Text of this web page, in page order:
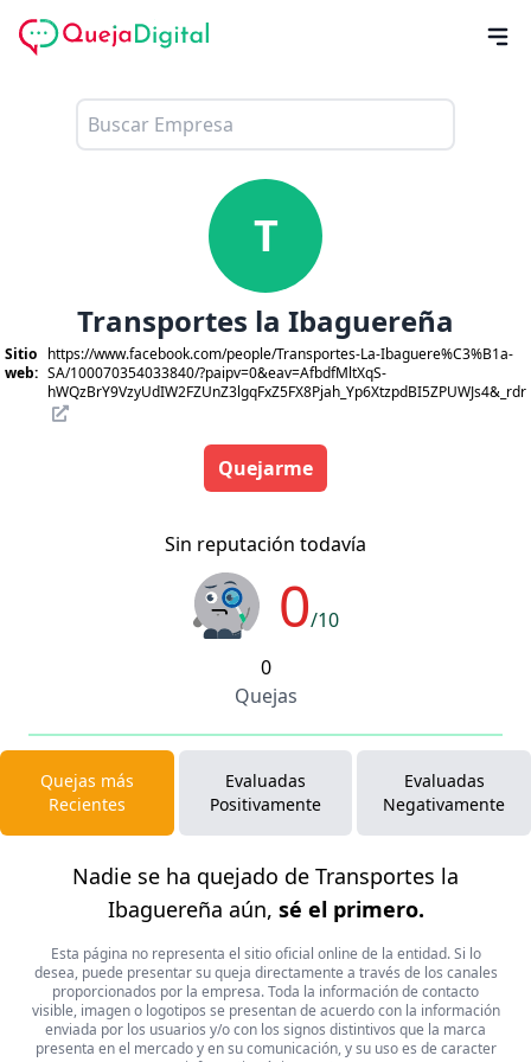
T
Transportes la Ibaguereña
Sitio
web:
https://www.facebook.com/people/Transportes-La-Ibaguere%C3%B1a-
SA/100070354033840/?paipv=0&eav=AfbdfMltXqS-
hWQzBrY9VzyUdIW2FZUnZ3lgqFxZ5FX8Pjah_Yp6XtzpdBI5ZPUWJs4&_rdr
Quejarme
Sin reputación todavía
0/10
0
Quejas
Quejas más
Recientes
Evaluadas
Positivamente
Evaluadas
Negativamente
Nadie se ha quejado de Transportes la
Ibaguereña aún, sé el primero.
Esta página no representa el sitio oficial online de la entidad. Si lo
desea, puede presentar su queja directamente a través de los canales
proporcionados por la empresa. Toda la información de contacto
visible, imagen o logotipos se presentan de acuerdo con la información
enviada por los usuarios y/o con los signos distintivos que la marca
presenta en el mercado y en su comunicación, y su uso es de caracter